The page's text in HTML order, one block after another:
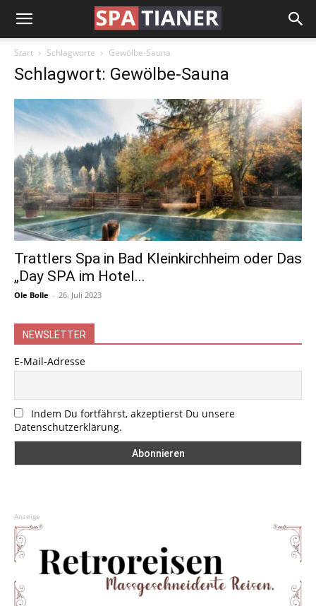
Start Schlagworte Gewölbe-Sauna
Schlagwort: Gewölbe-Sauna
Trattlers Spa in Bad Kleinkirchheim oder Das
„Day SPA im Hotel...
Ole Bolle - 26. Juli 2023
NEWSLETTER
E-Mail-Adresse
Indem Du fortfährst, akzeptierst Du unsere
Datenschutzerklärung.
Anzeige